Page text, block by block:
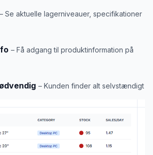
– Se aktuelle lagerniveauer, specifikationer
– Få adgang til produktinformation på
– Kunden finder alt selvstændigt